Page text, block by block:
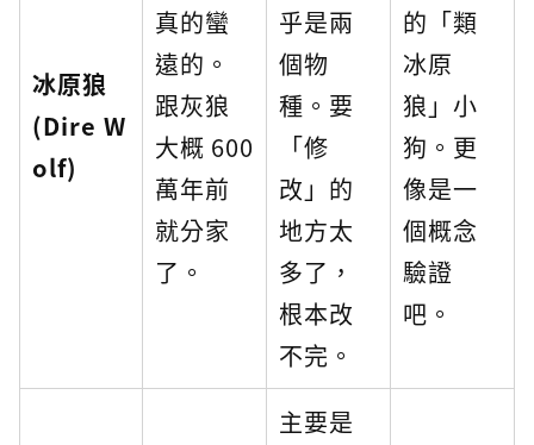
冰原狼
(Dire W
olf)
真的蠻
遠的。
跟灰狼
大概 600
萬年前
就分家
了。
乎是兩
個物
種。要
「修
改」的
地方太
多了，
根本改
不完。
的「類
冰原
狼」小
狗。更
像是一
個概念
驗證
吧。
主要是